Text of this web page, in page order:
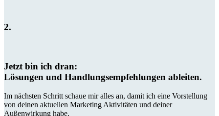
2.
Jetzt bin ich dran:
Lösungen und Handlungsempfehlungen ableiten.
Im nächsten Schritt schaue mir alles an, damit ich eine Vorstellung
von deinen aktuellen Marketing Aktivitäten und deiner
Außenwirkung habe.